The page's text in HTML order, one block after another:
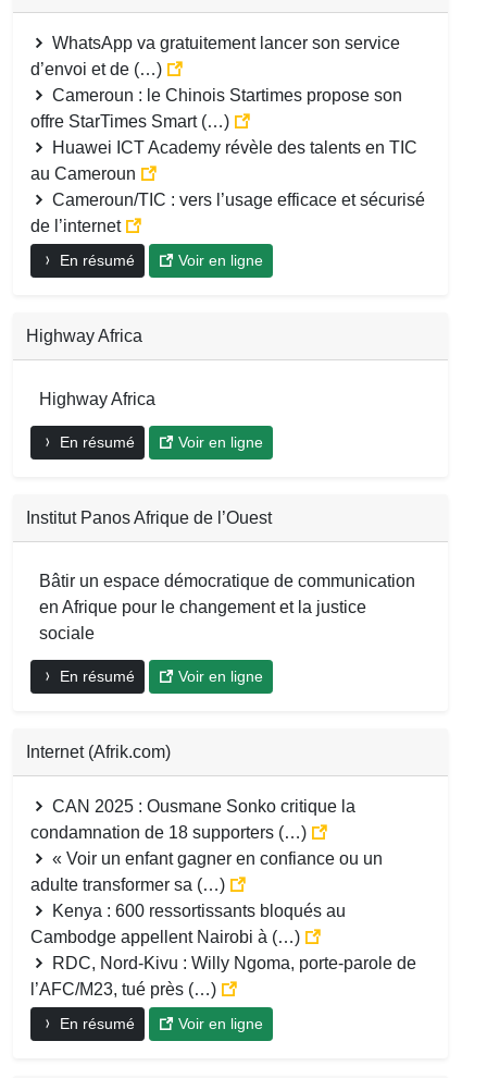
WhatsApp va gratuitement lancer son service
d’envoi et de (…)
Cameroun : le Chinois Startimes propose son
offre StarTimes Smart (…)
Huawei ICT Academy révèle des talents en TIC
au Cameroun
Cameroun/TIC : vers l’usage efficace et sécurisé
de l’internet
En résumé Voir en ligne
Highway Africa
Highway Africa
En résumé Voir en ligne
Institut Panos Afrique de l’Ouest
Bâtir un espace démocratique de communication
en Afrique pour le changement et la justice
sociale
En résumé Voir en ligne
Internet (Afrik.com)
CAN 2025 : Ousmane Sonko critique la
condamnation de 18 supporters (…)
« Voir un enfant gagner en confiance ou un
adulte transformer sa (…)
Kenya : 600 ressortissants bloqués au
Cambodge appellent Nairobi à (…)
RDC, Nord-Kivu : Willy Ngoma, porte-parole de
l’AFC/M23, tué près (…)
En résumé Voir en ligne